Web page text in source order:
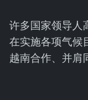
许多国家领导人
在实施各项气候
越南合作、并肩